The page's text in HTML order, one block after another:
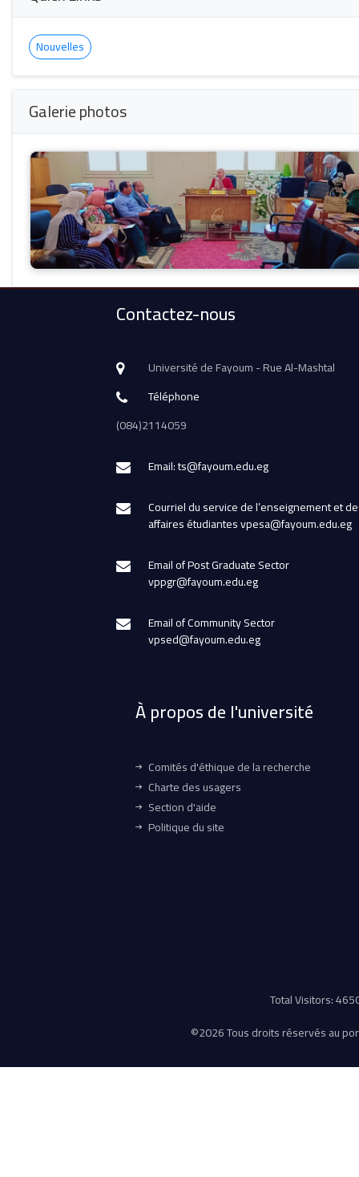
Nouvelles
Galerie photos
Contactez-nous
Université de Fayoum - Rue Al-Mashtal
Téléphone
(084)2114059
Email: ts@fayoum.edu.eg
Courriel du service de l’enseignement et
affaires étudiantes vpesa@fayoum.edu.eg
Email of Post Graduate Sector
vppgr@fayoum.edu.eg
Email of Community Sector
vpsed@fayoum.edu.eg
À propos de l'université
Comités d'éthique de la recherche
Charte des usagers
Section d'aide
Politique du site
Total Visitors:
©2026 Tous droits réservés au